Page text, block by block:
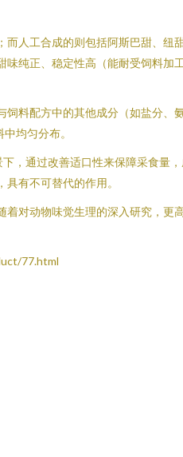
人工合成的则包括阿斯巴甜、纽
纯正、稳定性高（能耐受饲料加
料配方中的其他成分（如盐分、
均匀分布。
，通过改善适口性来保障采食量
有不可替代的作用。
对动物味觉生理的深入研究，更
77.html